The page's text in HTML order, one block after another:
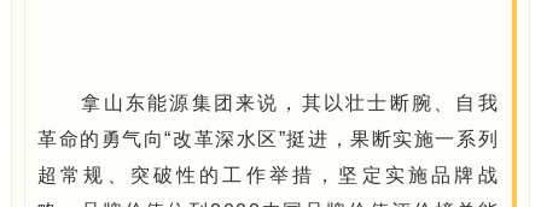
拿山东能源集团来说，其以壮士断腕、自我
革命的勇气向“改革深水区”挺进，果断实施一系列
超常规、突破性的工作举措，坚定实施品牌战